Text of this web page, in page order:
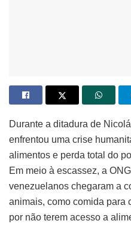
Durante a ditadura de
enfrentou uma crise
alimentos e perda total do
Em meio à escassez, a
venezuelanos chegaram a
animais, como comida para
por não terem acesso a